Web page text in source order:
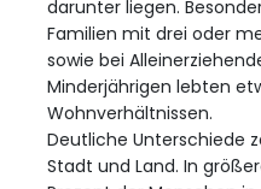
darunter liegen.
Familien mit drei oder
sowie bei
Minderjährigen lebten
Wohnverhältnissen.
Deutliche Unterschiede
Stadt und Land. In